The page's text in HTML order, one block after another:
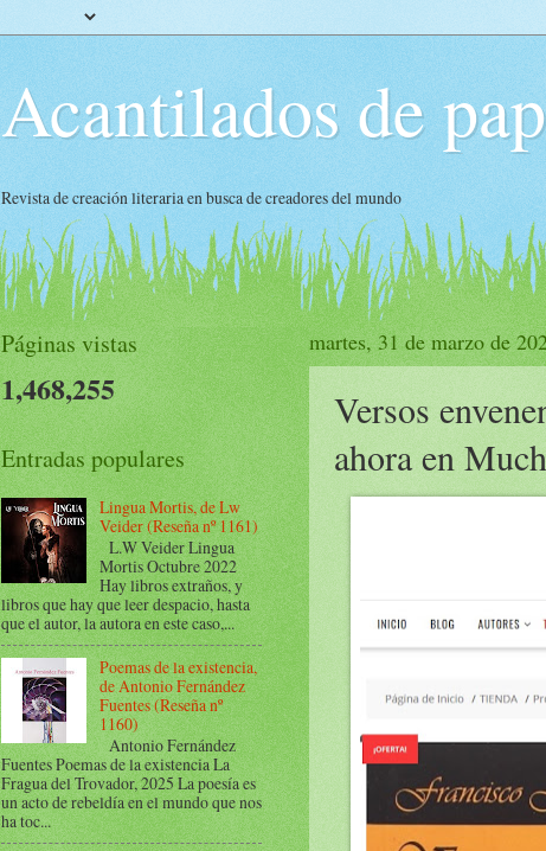
Acantilados de
Revista de creación literaria en busca de creadores del mundo
martes, 31 de marzo de
Versos
ahora en
Páginas vistas
1,468,255
Entradas populares
Lingua Mortis, de Lw
Veider (Reseña nº 1161)
L.W Veider Lingua
Mortis Octubre 2022
Hay libros extraños, y
libros que hay que leer despacio, hasta
que el autor, la autora en este caso,...
Poemas de la existencia,
de Antonio Fernández
Fuentes (Reseña nº
1160)
Antonio Fernández
Fuentes Poemas de la existencia La
Fragua del Trovador, 2025 La poesía es
un acto de rebeldía en el mundo que nos
ha toc...